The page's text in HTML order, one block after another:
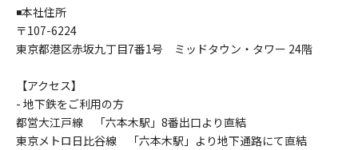
◾️本社住所
〒107-6224
東京都港区赤坂九丁目7番1号 ミッドタウン・タワー 24階
【アクセス】
- 地下鉄をご利用の方
都営大江戸線 「六本木駅」8番出口より直結
東京メトロ日比谷線 「六本木駅」より地下通路にて直結